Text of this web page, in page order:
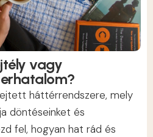
vagy
háttérrendszere, mely
döntéseinket és
fel, hogyan hat rád és